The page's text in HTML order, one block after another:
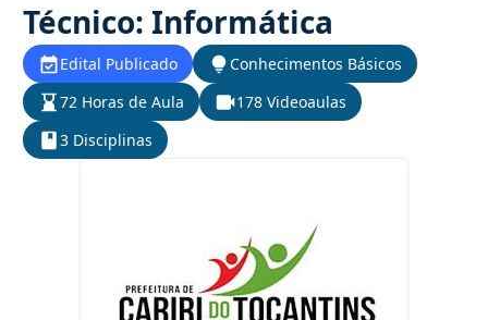
Técnico: Informática
Edital Publicado
Conhecimentos Básicos
72 Horas de Aula
178 Videoaulas
3 Disciplinas